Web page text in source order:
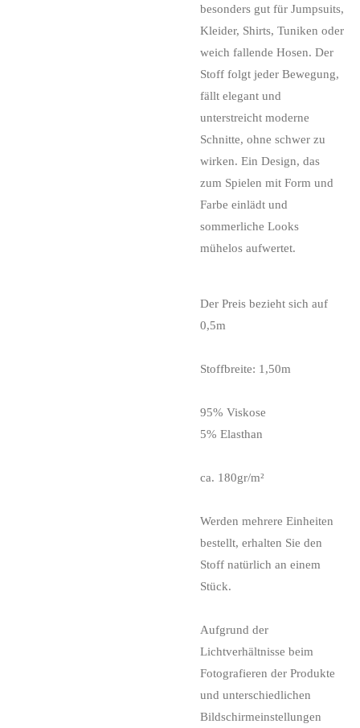
besonders gut für Jumpsuits,
Kleider, Shirts, Tuniken oder
weich fallende Hosen. Der
Stoff folgt jeder Bewegung,
fällt elegant und
unterstreicht moderne
Schnitte, ohne schwer zu
wirken. Ein Design, das
zum Spielen mit Form und
Farbe einlädt und
sommerliche Looks
mühelos aufwertet.
Der Preis bezieht sich auf
0,5m
Stoffbreite: 1,50m
95% Viskose
5% Elasthan
ca. 180gr/m²
Werden mehrere Einheiten
bestellt, erhalten Sie den
Stoff natürlich an einem
Stück.
Aufgrund der
Lichtverhältnisse beim
Fotografieren der Produkte
und unterschiedlichen
Bildschirmeinstellungen